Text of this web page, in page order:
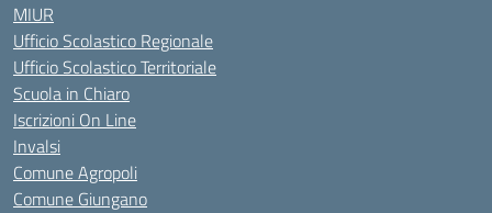
MIUR
Ufficio Scolastico Regionale
Ufficio Scolastico Territoriale
Scuola in Chiaro
Iscrizioni On Line
Invalsi
Comune Agropoli
Comune Giungano